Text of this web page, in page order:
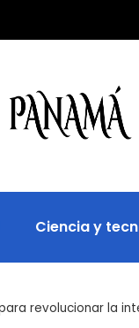
Ciencia y
revolucionar la